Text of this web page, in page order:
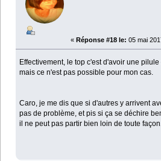
« Réponse #18 le: 05 mai
Effectivement, le top c'est d'avoir une
mais ce n'est pas possible pour mon cas.
Caro, je me dis que si d'autres y arrivent
pas de problème, et pis si ça se déchire
il ne peut pas partir bien loin de toute